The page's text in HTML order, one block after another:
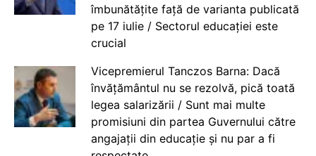
îmbunătățite față de varianta publicată
pe 17 iulie / Sectorul educației este
crucial
Vicepremierul Tanczos Barna: Dacă
învățământul nu se rezolvă, pică toată
legea salarizării / Sunt mai multe
promisiuni din partea Guvernului către
angajații din educație și nu par a fi